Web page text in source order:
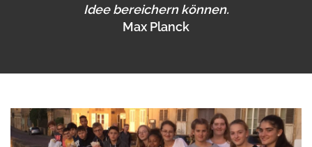
Idee bereichern können.
Max Planck